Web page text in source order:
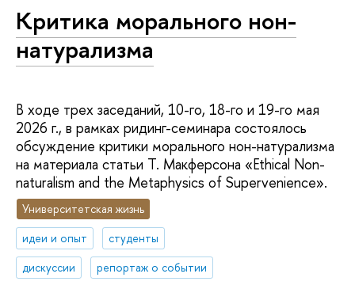
Критика морального нон-
натурализма
В ходе трех заседаний, 10-го, 18-го и 19-го мая
2026 г., в рамках ридинг-семинара состоялось
обсуждение критики морального нон-натурализма
на материала статьи Т. Макферсона «Ethical Non-
naturalism and the Metaphysics of Supervenience».
Университетская жизнь
идеи и опыт
студенты
дискуссии
репортаж о событии